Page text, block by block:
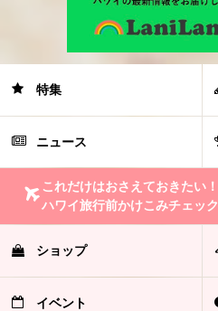
特集
ニュース
これだけはおさえておきたい！
ハワイ旅行前かけこみチェック
ショップ
イベント